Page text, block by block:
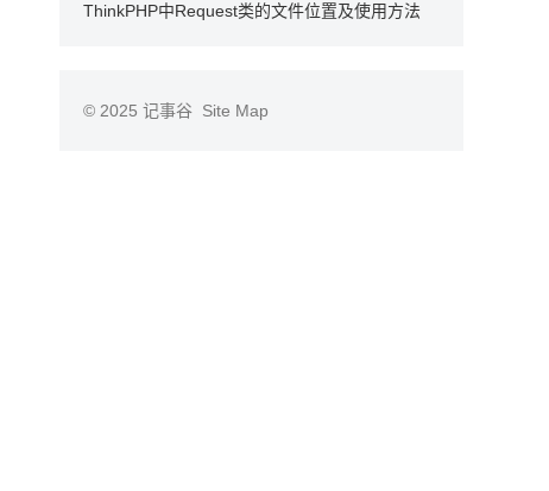
ThinkPHP中Request类的文件位置及使用方法
© 2025 记事谷 Site Map